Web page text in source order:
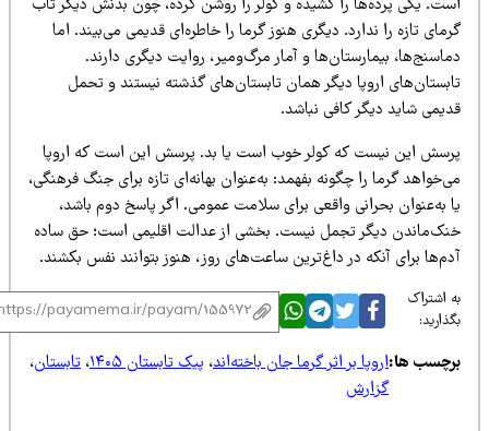
یکی پرده‌ها را کشیده و کولر را روشن کرده، چون بدنش دیگر تاب
تازه را ندارد. دیگری هنوز گرما را خاطره‌ای قدیمی می‌بیند. اما
بیمارستان‌ها و آمار مرگ‌ومیر، روایت دیگری دارند.
اروپا دیگر همان تابستان‌های گذشته نیستند و تحمل
شاید دیگر کافی نباشد.
این نیست که کولر خوب است یا بد. پرسش این است که اروپا
گرما را چگونه بفهمد: به‌عنوان بهانه‌ای تازه برای جنگ فرهنگی،
به‌عنوان بحرانی واقعی برای سلامت عمومی. اگر پاسخ دوم باشد،
دیگر تجمل نیست. بخشی از عدالت اقلیمی است؛ حق ساده
برای آنکه در داغ‌ترین ساعت‌های روز، هنوز بتوانند نفس بکشند.
اشتراک
ها:اروپا بر اثر گرما جان باخته‌اند،پیک تابستان ۱۴۰۵ ،تابستان،
گزارش